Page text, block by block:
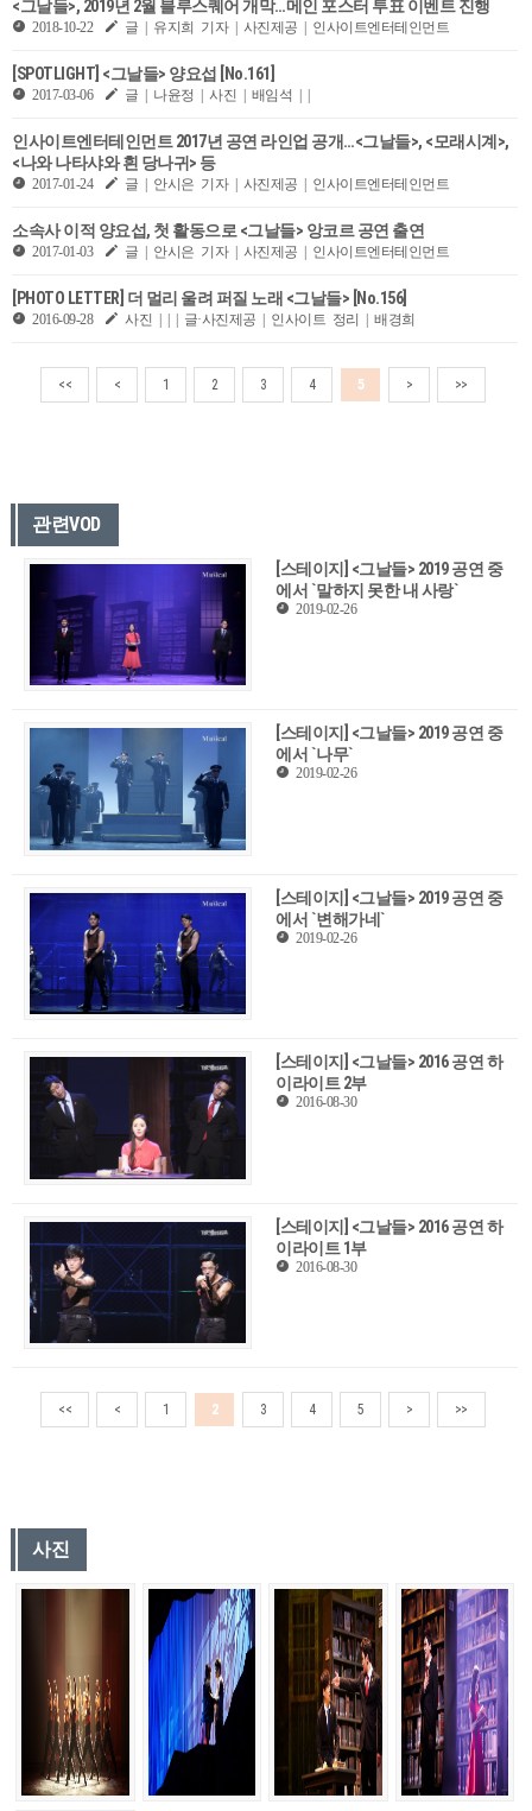
<그날들>, 2019년 2월 블루스퀘어 개막…메인 포스터 투표 이벤트 진행
2018-10-22 글 | 유지희 기자 | 사진제공 | 인사이트엔터테인먼트
[SPOTLIGHT] <그날들> 양요섭 [No.161]
2017-03-06 글 | 나윤정 | 사진 | 배임석 | |
인사이트엔터테인먼트 2017년 공연 라인업 공개…<그날들>, <모래시계>,
<나와 나타샤와 흰 당나귀> 등
2017-01-24 글 | 안시은 기자 | 사진제공 | 인사이트엔터테인먼트
소속사 이적 양요섭, 첫 활동으로 <그날들> 앙코르 공연 출연
2017-01-03 글 | 안시은 기자 | 사진제공 | 인사이트엔터테인먼트
[PHOTO LETTER] 더 멀리 울려 퍼질 노래 <그날들> [No.156]
2016-09-28 사진 | | | 글·사진제공 | 인사이트 정리 | 배경희
<< < 1 2 3 4 5 > >>
관련VOD
[스테이지] <그날들> 2019 공연 중
에서 `말하지 못한 내 사랑`
2019-02-26
[스테이지] <그날들> 2019 공연 중
에서 `나무`
2019-02-26
[스테이지] <그날들> 2019 공연 중
에서 `변해가네`
2019-02-26
[스테이지] <그날들> 2016 공연 하
이라이트 2부
2016-08-30
[스테이지] <그날들> 2016 공연 하
이라이트 1부
2016-08-30
<< < 1 2 3 4 5 > >>
사진